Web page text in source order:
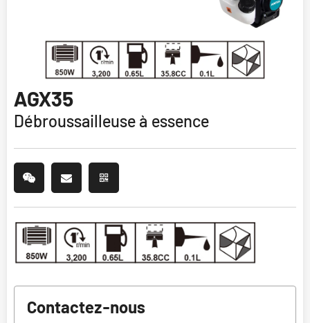
AGX35
Débroussailleuse à essence
Contactez-nous